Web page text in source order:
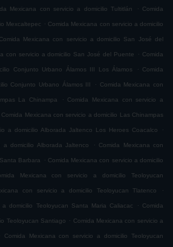
Mexicana con servicio a domicilio Tultitlán . Comida
Mexcaltepec . Comida Mexicana con servicio a domicilio
Comida Mexicana con servicio a domicilio San José del
con servicio a domicilio San José del Puente . Comida
Conjunto Urbano Álamos III Los Álamos . Comida
Conjunto Urbano Álamos III . Comida Mexicana con
La Chinampa . Comida Mexicana con servicio a
Comida Mexicana con servicio a domicilio Las Chinampas
a domicilio Alborada Jaltenco Los Heroes Coacalco .
a domicilio Alborada Jaltenco . Comida Mexicana con
Barbara . Comida Mexicana con servicio a domicilio
Mexicana con servicio a domicilio Teoloyucan
con servicio a domicilio Teoloyucan Tlatenco .
domicilio Teoloyucan Santa Maria Caliacac . Comida
Teoloyucan Santiago . Comida Mexicana con servicio a
Comida Mexicana con servicio a domicilio Teoloyucan